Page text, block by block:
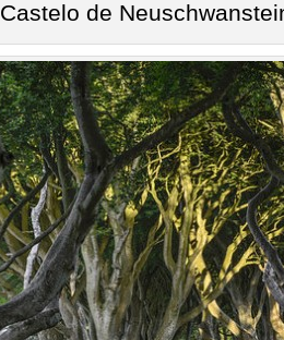
Castelo de